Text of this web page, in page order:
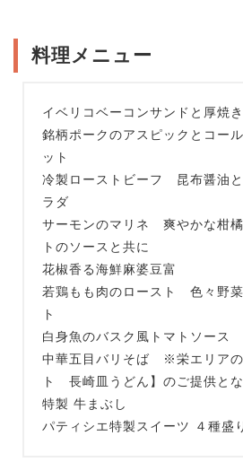
料理メニュー
イベリコベーコンサンドと厚焼
銘柄ポークのアスピックとコー
ット
冷製ローストビーフ 昆布醤油
ラダ
サーモンのマリネ 爽やかな柑
トのソースと共に
花椒香る海鮮麻婆豆富
若鶏もも肉のロースト 色々野
ト
白身魚のバスク風トマトソース
中華五目バリそば ※栄エリアの
ト 長崎皿うどん】のご提供と
特製 牛まぶし
パティシエ特製スイーツ ４種盛